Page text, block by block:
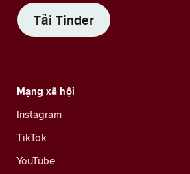
Tải Tinder
Mạng xã hội
Instagram
TikTok
YouTube